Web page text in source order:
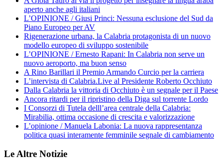
aperto anche agli italiani
L’OPINIONE / Giusi Princi: Nessuna esclusione del Sud da
Piano Europeo per AV
Rigenerazione urbana, la Calabria protagonista di un nuovo
modello europeo di sviluppo sostenibile
L’OPINIONE / Ernesto Rapani: In Calabria non serve un
nuovo aeroporto, ma buon senso
A Rino Barillari il Premio Armando Curcio per la carriera
L’intervista di Calabria.Live al Presidente Roberto Occhiuto
Dalla Calabria la vittoria di Occhiuto è un segnale per il Paese
Ancora ritardi per il ripristino della Diga sul torrente Lordo
I Consorzi di Tutela delll’area centrale della Calabria:
Mirabilia, ottima occasione di crescita e valorizzazione
L’opinione / Manuela Labonia: La nuova rappresentanza
politica quasi interamente femminile segnale di cambiamento
Le Altre Notizie